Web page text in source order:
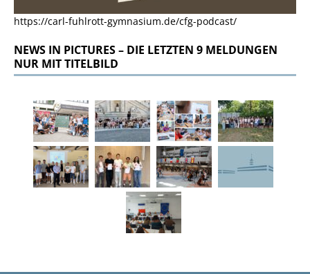
https://carl-fuhlrott-gymnasium.de/cfg-podcast/
NEWS IN PICTURES – DIE LETZTEN 9 MELDUNGEN
NUR MIT TITELBILD